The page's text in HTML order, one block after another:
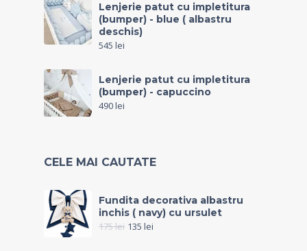
Lenjerie patut cu impletitura
(bumper) - blue ( albastru
deschis)
545 lei
Lenjerie patut cu impletitura
(bumper) - capuccino
490lei
CELE MAI CAUTATE
Fundita decorativa albastru
inchis ( navy) cu ursulet
175lei 135 lei